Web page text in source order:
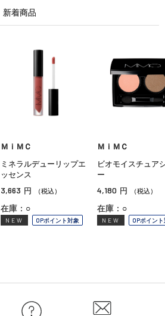
新着商品
ＭｉＭＣ
ミネラルデューリップエ
ッセンス
3,663 円 （税込）
在庫：○
NEW OPポイント対象
ＭｉＭＣ
ビオモイスチュア
ー
4,180 円 （税込）
在庫：○
NEW OPポイン